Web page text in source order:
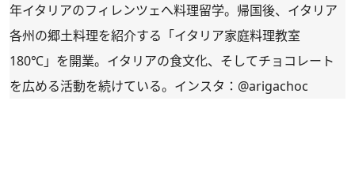
年イタリアのフィレンツェへ料理留学。帰国後、イタリア
各州の郷土料理を紹介する「イタリア家庭料理教室
180℃」を開業。イタリアの食文化、そしてチョコレート
を広める活動を続けている。インスタ： @arigachoc